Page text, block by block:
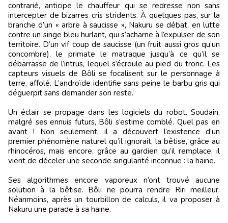
contrarié, anticipe le chauffeur qui se redresse non sans
intercepter de bizarres cris stridents. À quelques pas, sur la
branche d’un « arbre à saucisse », Nakuru se débat, en lutte
contre un singe bleu hurlant, qui s’acharne à l’expulser de son
territoire. D’un vif coup de saucisse (un fruit aussi gros qu’un
concombre), le primate le matraque jusqu’à ce qu’il se
débarrasse de l’intrus, lequel s’écroule au pied du tronc. Les
capteurs visuels de Bôli se focalisent sur le personnage à
terre, affolé. L’androïde identifie sans peine le barbu gris qui
déguerpit sans demander son reste.
Un éclair se propage dans les logiciels du robot. Soudain,
malgré ses ennuis futurs, Bôli s’estime comblé. Quel pas en
avant ! Non seulement, il a découvert l’existence d’un
premier phénomène naturel qu’il ignorait, la bêtise, grâce au
rhinocéros, mais encore, grâce au gardien qu’il remplace, il
vient de déceler une seconde singularité inconnue : la haine.
Ses algorithmes encore vaporeux n’ont trouvé aucune
solution à la bêtise. Bôli ne pourra rendre Riri meilleur.
Néanmoins, après un tourbillon de calculs, il va proposer à
Nakuru une parade à sa haine.